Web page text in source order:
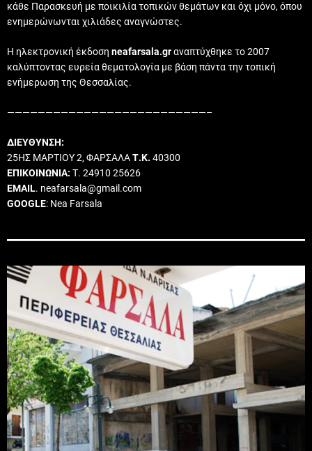
κάθε Παρασκευή με ποικιλία τοπικών θεμάτων και όχι μόνο, όπου
ενημερώνωνται χιλιάδες αναγνώστες.
Η ηλεκτρονική έκδοση neafarsala.grαναπτύχθηκε το 2007
καλύπτοντας ευρεία θεματολογία με βάση πάντα την τοπική
ενήμερωση της Θεσσαλίας.
——————————————————————————–
ΔΙΕΥΘΥΝΣΗ:
25ΗΣ ΜΑΡΤΙΟΥ 2, ΦΑΡΣΑΛΑΤ.Κ. 40300
ΕΠΙΚΟΙΝΩΝΙΑ: Τ. 24910 25626
EMAIL. neafarsala@gmail.com
GOOGLE: Nea Farsala